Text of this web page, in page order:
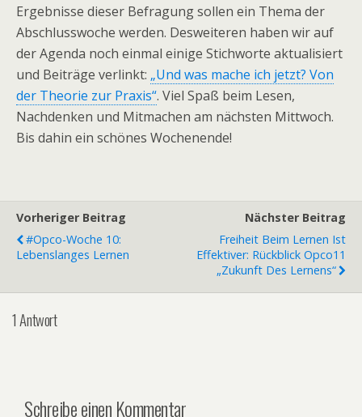
Ergebnisse dieser Befragung sollen ein Thema der
Abschlusswoche werden. Desweiteren haben wir auf
der Agenda noch einmal einige Stichworte aktualisiert
und Beiträge verlinkt: „Und was mache ich jetzt? Von
der Theorie zur Praxis“. Viel Spaß beim Lesen,
Nachdenken und Mitmachen am nächsten Mittwoch.
Bis dahin ein schönes Wochenende!
Vorheriger Beitrag
#opco-Woche 10:
Lebenslanges Lernen
Nächster Beitrag
Freiheit Beim Lernen Ist
Effektiver: Rückblick Opco11
„Zukunft Des Lernens“
1 Antwort
Schreibe einen Kommentar